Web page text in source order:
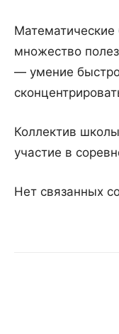
Математические
множество
— умение
Коллектив
участие в
Нет связанных